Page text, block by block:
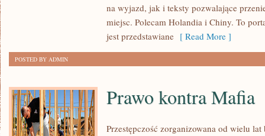
na wyjazd, jak i teksty pozwalające
miejsc. Polecam Holandia i Chiny. To
jest przedstawiane [ Read More ]
POSTED BY ADMIN
Prawo kontra Mafia
Przestępczość zorganizowana od wielu